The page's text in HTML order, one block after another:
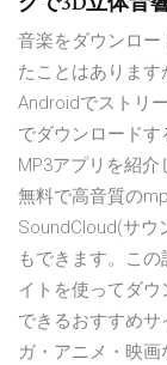
音楽をダウンロー
たことはあります
Androidでストリ
でダウンロードす
MP3アプリを紹
無料で高音質の
SoundCloud(サウ
もできます。こ
イトを使ってダ
できるおすすめ
ガ・アニメ・映